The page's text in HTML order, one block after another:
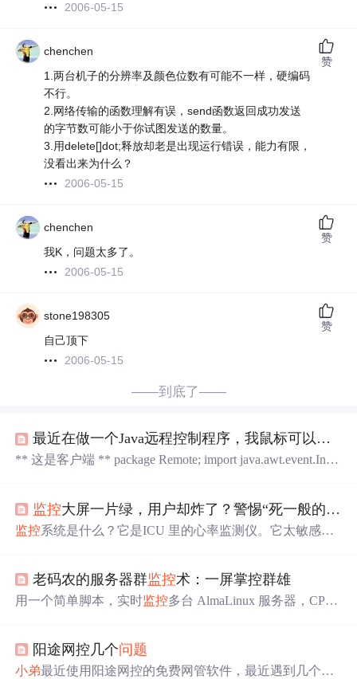
2006-05-15
chenchen
1.两台机子的分辨率及颜色位数有可能不一样，硬编码
不行。
2.网络传输的函数理解有误，send函数返回成功发送
的字节数可能小于你试图发送的数量。
3.用delete[]dot;释放却老是出现运行错误，能力有限，
没看出来为什么？
2006-05-15
赞
chenchen
我K，问题太多了。
2006-05-15
赞
stone198305
自己顶下
2006-05-15
赞
——到底了——
最近在做一个Java远程控制程序，我鼠标可以控制，但是我键盘按得时候出报错，客户端就出错，然后
** 这是客户端 ** package Remote; import java.awt.event.Inpu
t.event.MouseListener; ...
监控大屏一片绿，用户却炸了？警惕“死一般的寂静”
监控系统是什么？它是ICU 里的心率监测仪。它太敏感，
员为什么要忍受这些？因为在互联网的世界里，如果你不
知道系统在发生什么，那你就是个瞎子。而盲人开车，只
老码农的服务器群监控术：一屏掌控群雄
用一个简单脚本，实时监控多台 AlmaLinux 服务器，CP
阳途网控几个问题
小弟最近使用阳途网控的免费网管软件，最近遇到几个问